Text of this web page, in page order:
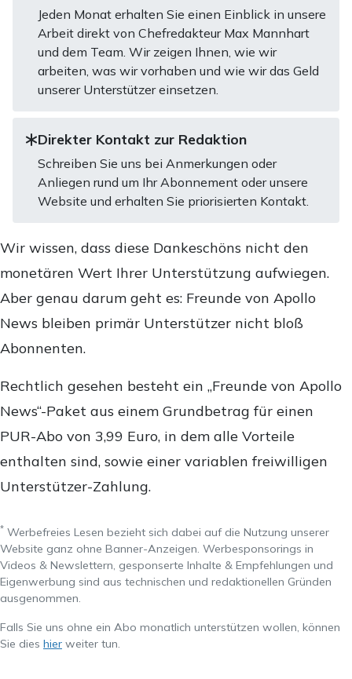
Jeden Monat erhalten Sie einen Einblick in unsere
Arbeit direkt von Chefredakteur Max Mannhart
und dem Team. Wir zeigen Ihnen, wie wir
arbeiten, was wir vorhaben und wie wir das Geld
unserer Unterstützer einsetzen.
Direkter Kontakt zur Redaktion
Schreiben Sie uns bei Anmerkungen oder
Anliegen rund um Ihr Abonnement oder unsere
Website und erhalten Sie priorisierten Kontakt.
Wir wissen, dass diese Dankeschöns nicht den
monetären Wert Ihrer Unterstützung aufwiegen.
Aber genau darum geht es: Freunde von Apollo
News bleiben primär Unterstützer nicht bloß
Abonnenten.
Rechtlich gesehen besteht ein „Freunde von Apollo
News“-Paket aus einem Grundbetrag für einen
PUR-Abo von 3,99 Euro, in dem alle Vorteile
enthalten sind, sowie einer variablen freiwilligen
Unterstützer-Zahlung.
* Werbefreies Lesen bezieht sich dabei auf die Nutzung unserer
Website ganz ohne Banner-Anzeigen. Werbesponsorings in
Videos & Newslettern, gesponserte Inhalte & Empfehlungen und
Eigenwerbung sind aus technischen und redaktionellen Gründen
ausgenommen.
Falls Sie uns ohne ein Abo monatlich unterstützen wollen, können
Sie dies hier weiter tun.